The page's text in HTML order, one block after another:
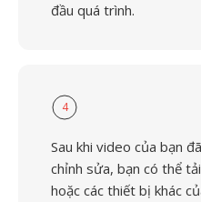
đầu quá trình.
4
Sau khi video của bạn
chỉnh sửa, bạn có thể
hoặc các thiết bị khác